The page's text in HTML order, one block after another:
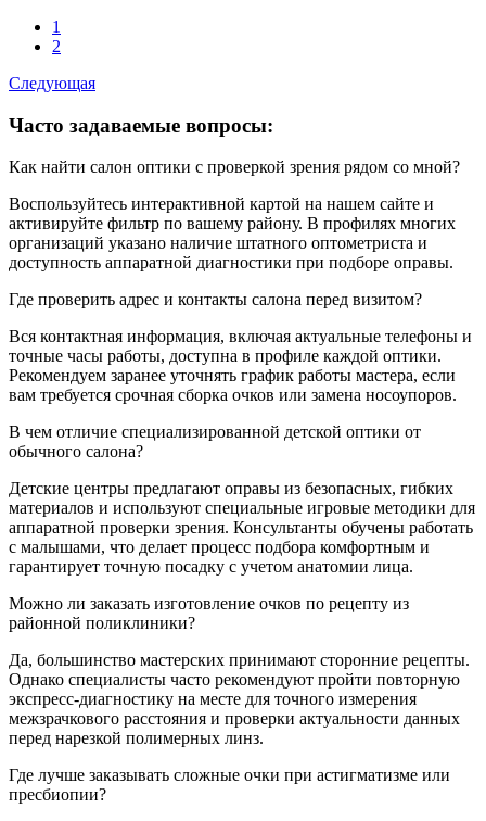
1
2
Следующая
Часто задаваемые вопросы:
Как найти салон оптики с проверкой зрения рядом со мной?
Воспользуйтесь интерактивной картой на нашем сайте и
активируйте фильтр по вашему району. В профилях многих
организаций указано наличие штатного оптометриста и
доступность аппаратной диагностики при подборе оправы.
Где проверить адрес и контакты салона перед визитом?
Вся контактная информация, включая актуальные телефоны и
точные часы работы, доступна в профиле каждой оптики.
Рекомендуем заранее уточнять график работы мастера, если
вам требуется срочная сборка очков или замена носоупоров.
В чем отличие специализированной детской оптики от
обычного салона?
Детские центры предлагают оправы из безопасных, гибких
материалов и используют специальные игровые методики для
аппаратной проверки зрения. Консультанты обучены работать
с малышами, что делает процесс подбора комфортным и
гарантирует точную посадку с учетом анатомии лица.
Можно ли заказать изготовление очков по рецепту из
районной поликлиники?
Да, большинство мастерских принимают сторонние рецепты.
Однако специалисты часто рекомендуют пройти повторную
экспресс-диагностику на месте для точного измерения
межзрачкового расстояния и проверки актуальности данных
перед нарезкой полимерных линз.
Где лучше заказывать сложные очки при астигматизме или
пресбиопии?